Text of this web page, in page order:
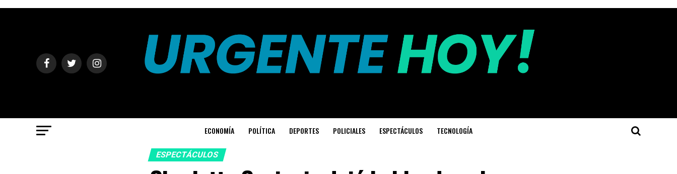
ECONOMÍA POLÍTICA DEPORTES POLICIALES ESPECTÁCULOS TECNOLOGÍA
ESPECTÁCULOS